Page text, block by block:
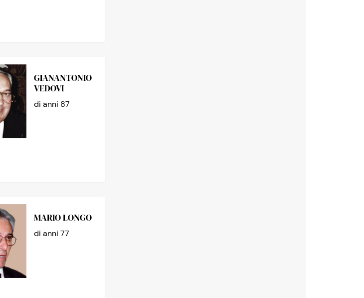
GIANANTONIO
VEDOVI
di anni 87
MARIO LONGO
di anni 77